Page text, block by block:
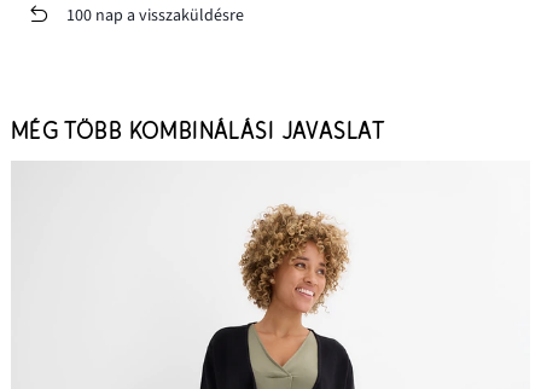
100 nap a visszaküldésre
MÉG TÖBB KOMBINÁLÁSI JAVASLAT